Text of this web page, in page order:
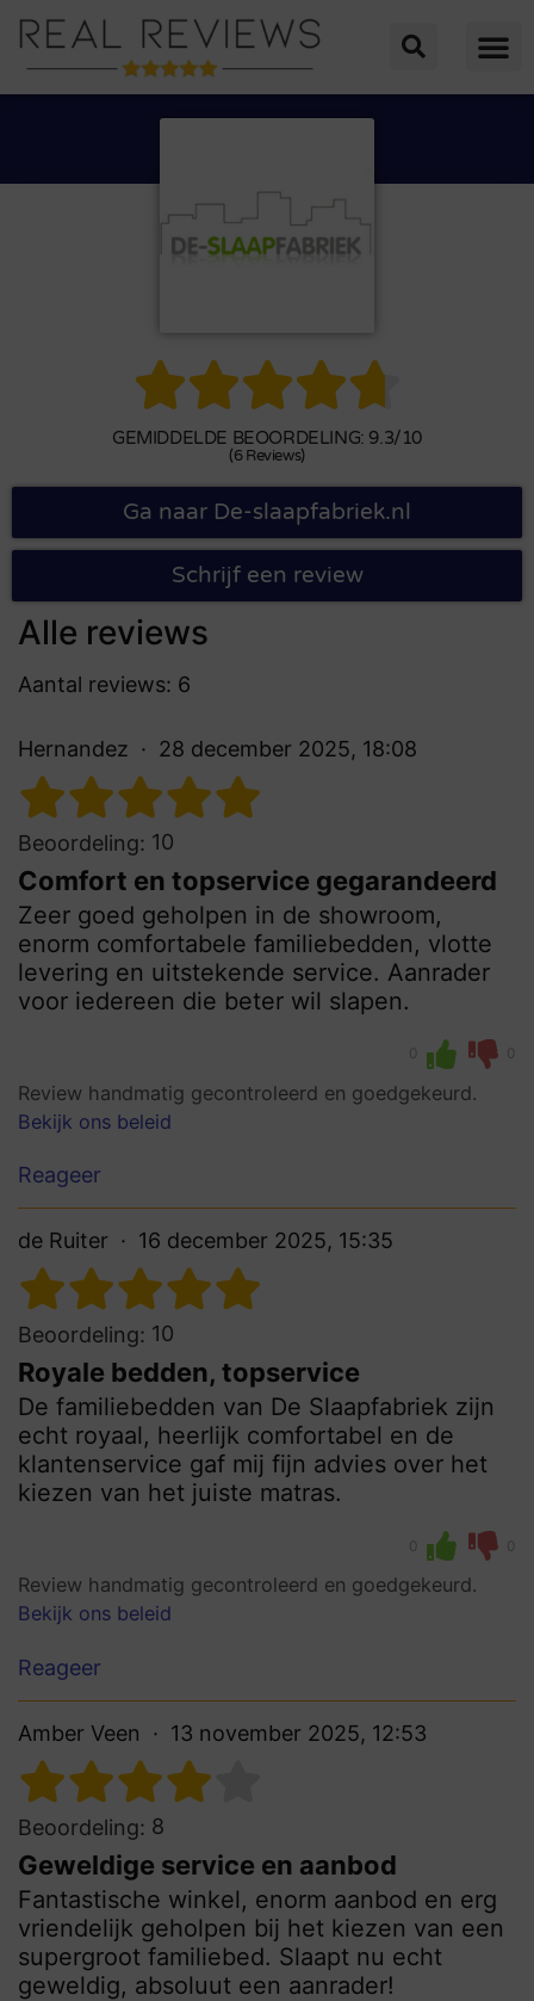

GEMIDDELDE BEOORDELING: 9.3/10
(6 Reviews)
Ga naar De-slaapfabriek.nl
Schrijf een review
Alle reviews
Aantal reviews: 6
Hernandez 28 december 2025, 18:08
Beoordeling: 10
Comfort en topservice gegarandeerd
Zeer goed geholpen in de showroom,
enorm comfortabele familiebedden, vlotte
levering en uitstekende service. Aanrader
voor iedereen die beter wil slapen.
0 0
Review handmatig gecontroleerd en goedgekeurd.
Bekijk ons beleid
Reageer
de Ruiter 16 december 2025, 15:35
Beoordeling: 10
Royale bedden, topservice
De familiebedden van De Slaapfabriek zijn
echt royaal, heerlijk comfortabel en de
klantenservice gaf mij fijn advies over het
kiezen van het juiste matras.
0 0
Review handmatig gecontroleerd en goedgekeurd.
Bekijk ons beleid
Reageer
Amber Veen 13 november 2025, 12:53
Beoordeling: 8
Geweldige service en aanbod
Fantastische winkel, enorm aanbod en erg
vriendelijk geholpen bij het kiezen van een
supergroot familiebed. Slaapt nu echt
geweldig, absoluut een aanrader!